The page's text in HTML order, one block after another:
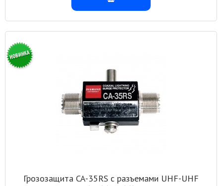
Грозозащита CA-35RS с разъемами UHF-UHF